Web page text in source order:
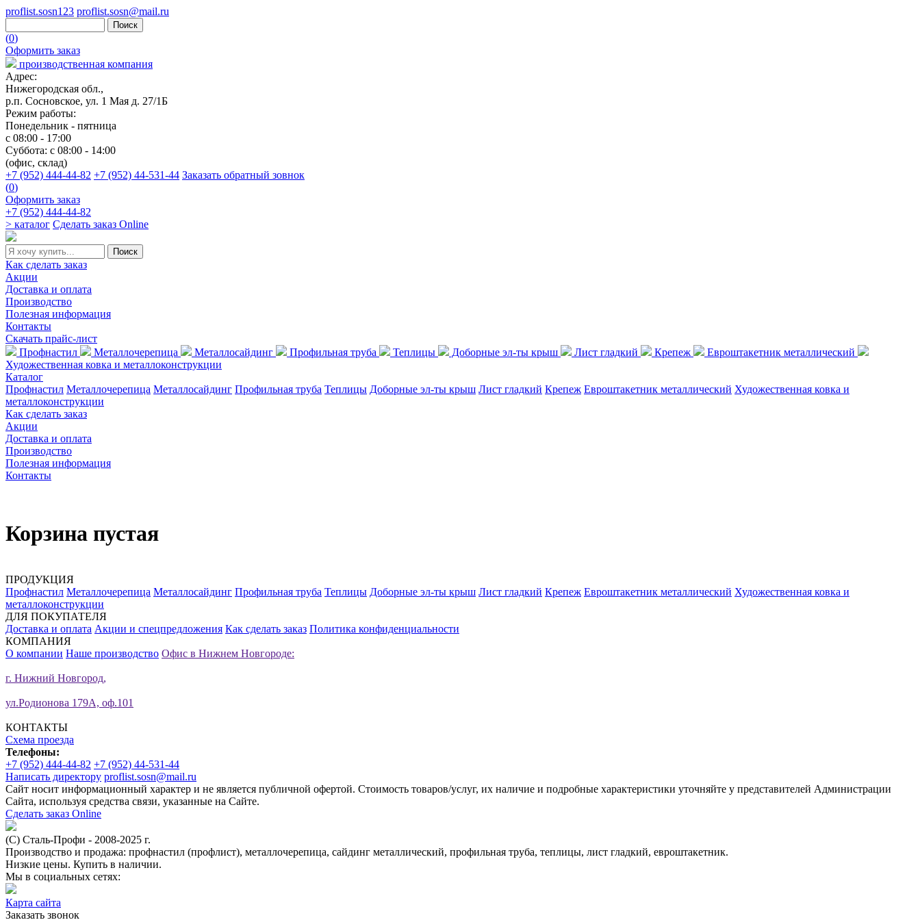
proflist.sosn123 proflist.sosn@mail.ru
(0)
Оформить заказ
производственная компания
Адрес:
Нижегородская обл.,
р.п. Сосновское, ул. 1 Мая д. 27/1Б
Режим работы:
Понедельник - пятница
с 08:00 - 17:00
Суббота: с 08:00 - 14:00
(офис, склад)
+7 (952) 444-44-82 +7 (952) 44-531-44 Заказать обратный зовнок
(0)
Оформить заказ
+7 (952) 444-44-82
> каталог Сделать заказ Online
Как сделать заказ
Акции
Доставка и оплата
Производство
Полезная информация
Контакты
Скачать прайс-лист
Профнастил
Металлочерепица Металлосайдинг Профильная труба Теплицы Доборные эл-ты крыш Лист гладкий Крепеж
Евроштакетник металлический
Художественная ковка и металлоконструкции
Каталог
Профнастил Металлочерепица Металлосайдинг Профильная труба Теплицы Доборные эл-ты крыш Лист гладкий Крепеж Евроштакетник металлический Художественная ковка и
металлоконструкции
Как сделать заказ
Акции
Доставка и оплата
Производство
Полезная информация
Контакты
Корзина пустая
ПРОДУКЦИЯ
Профнастил Металлочерепица Металлосайдинг Профильная труба Теплицы Доборные эл-ты крыш Лист гладкий Крепеж Евроштакетник металлический Художественная ковка и
металлоконструкции
ДЛЯ ПОКУПАТЕЛЯ
Доставка и оплата Акции и спецпредложения Как сделать заказ Политика конфиденциальности
КОМПАНИЯ
О компании Наше производство Офис в Нижнем Новгороде:
г. Нижний Новгород,
ул.Родионова 179А, оф.101
КОНТАКТЫ
Схема проезда
Телефоны:
+7 (952) 444-44-82 +7 (952) 44-531-44
Написать директору proflist.sosn@mail.ru
Сайт носит информационный характер и не является публичной офертой. Стоимость товаров/услуг, их наличие и подробные характеристики уточняйте у представителей Администрации
Сайта, используя средства связи, указанные на Сайте.
Сделать заказ Online
(С) Сталь-Профи - 2008-2025 г.
Производство и продажа: профнастил (профлист), металлочерепица, сайдинг металлический, профильная труба, теплицы, лист гладкий, евроштакетник.
Низкие цены. Купить в наличии.
Мы в социальных сетях:
Карта сайта
Заказать звонок